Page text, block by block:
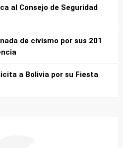
al Consejo de Seguridad
de civismo por sus 201
a Bolivia por su Fiesta